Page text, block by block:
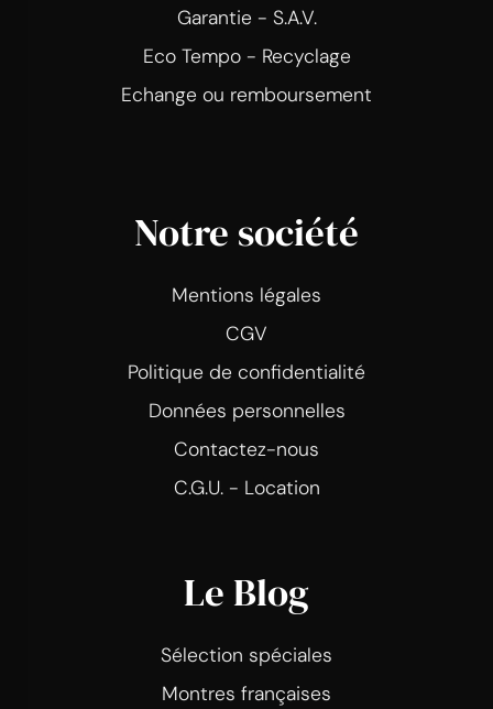
Garantie - S.A.V.
Eco Tempo - Recyclage
Echange ou remboursement
Notre société
Mentions légales
CGV
Politique de confidentialité
Données personnelles
Contactez-nous
C.G.U. - Location
Le Blog
Sélection spéciales
Montres françaises